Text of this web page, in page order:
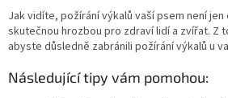
Jak vidíte, požírání výkalů vaší psem není
skutečnou hrozbou pro zdraví lidí a zvířat. Z
abyste důsledně zabránili požírání výkalů u
Následující tipy vám pomohou: